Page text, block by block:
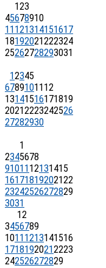
123
45678910
11 121314151617
18192021222324
25262728293031
12345
67891011 12
13141516171819
20212223242526
27282930
1
2345678
91011 12131415
16171819202122
23242526272829
3031
12
3456789
1011 1213141516
17181920212223
242526272829